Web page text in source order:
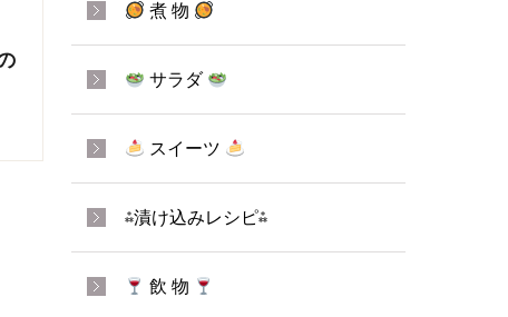
煮 物
サラダ
スイーツ
⁂漬け込みレシピ⁂
飲 物